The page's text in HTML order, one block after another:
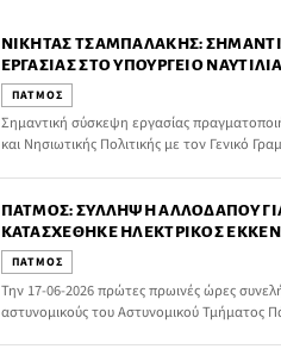
ΝΙΚΉΤΑΣ ΤΣΑΜΠΑΛΆΚΗΣ:
ΕΡΓΑΣΊΑΣ ΣΤΟ ΥΠΟΥΡΓΕΊΟ
ΥΠΟΔΟΜΈΣ ΤΗΣ ΠΆΤΜΟΥ
ΠΑΤΜΟΣ
Σημαντική σύσκεψη εργασίας
και Νησιωτικής Πολιτικής με τον Γενικό
ΠΆΤΜΟΣ: ΣΎΛΛΗΨΗ ΑΛΛΟΔΑΠΟΎ
ΚΑΤΑΣΧΈΘΗΚΕ ΗΛΕΚΤΡΙΚΌΣ
ΠΑΤΜΟΣ
Την 17-06-2026 πρώτες πρωινές ώρες
αστυνομικούς του Αστυνομικού Τμήματος